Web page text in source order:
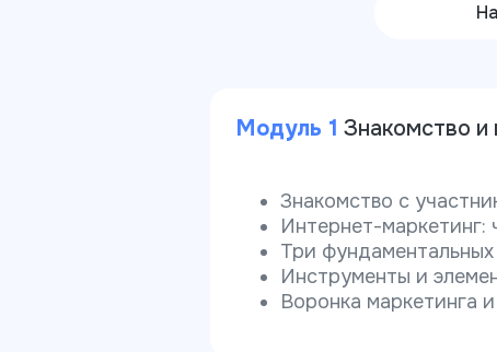
Модуль 1 Знакомство и
Знакомство с
Интернет-маркетинг:
Три
Инструменты и
Воронка маркетинга